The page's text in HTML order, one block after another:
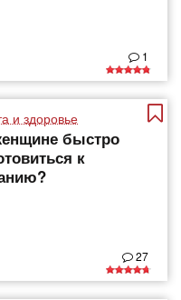
1
и здоровье
быстро
к
27